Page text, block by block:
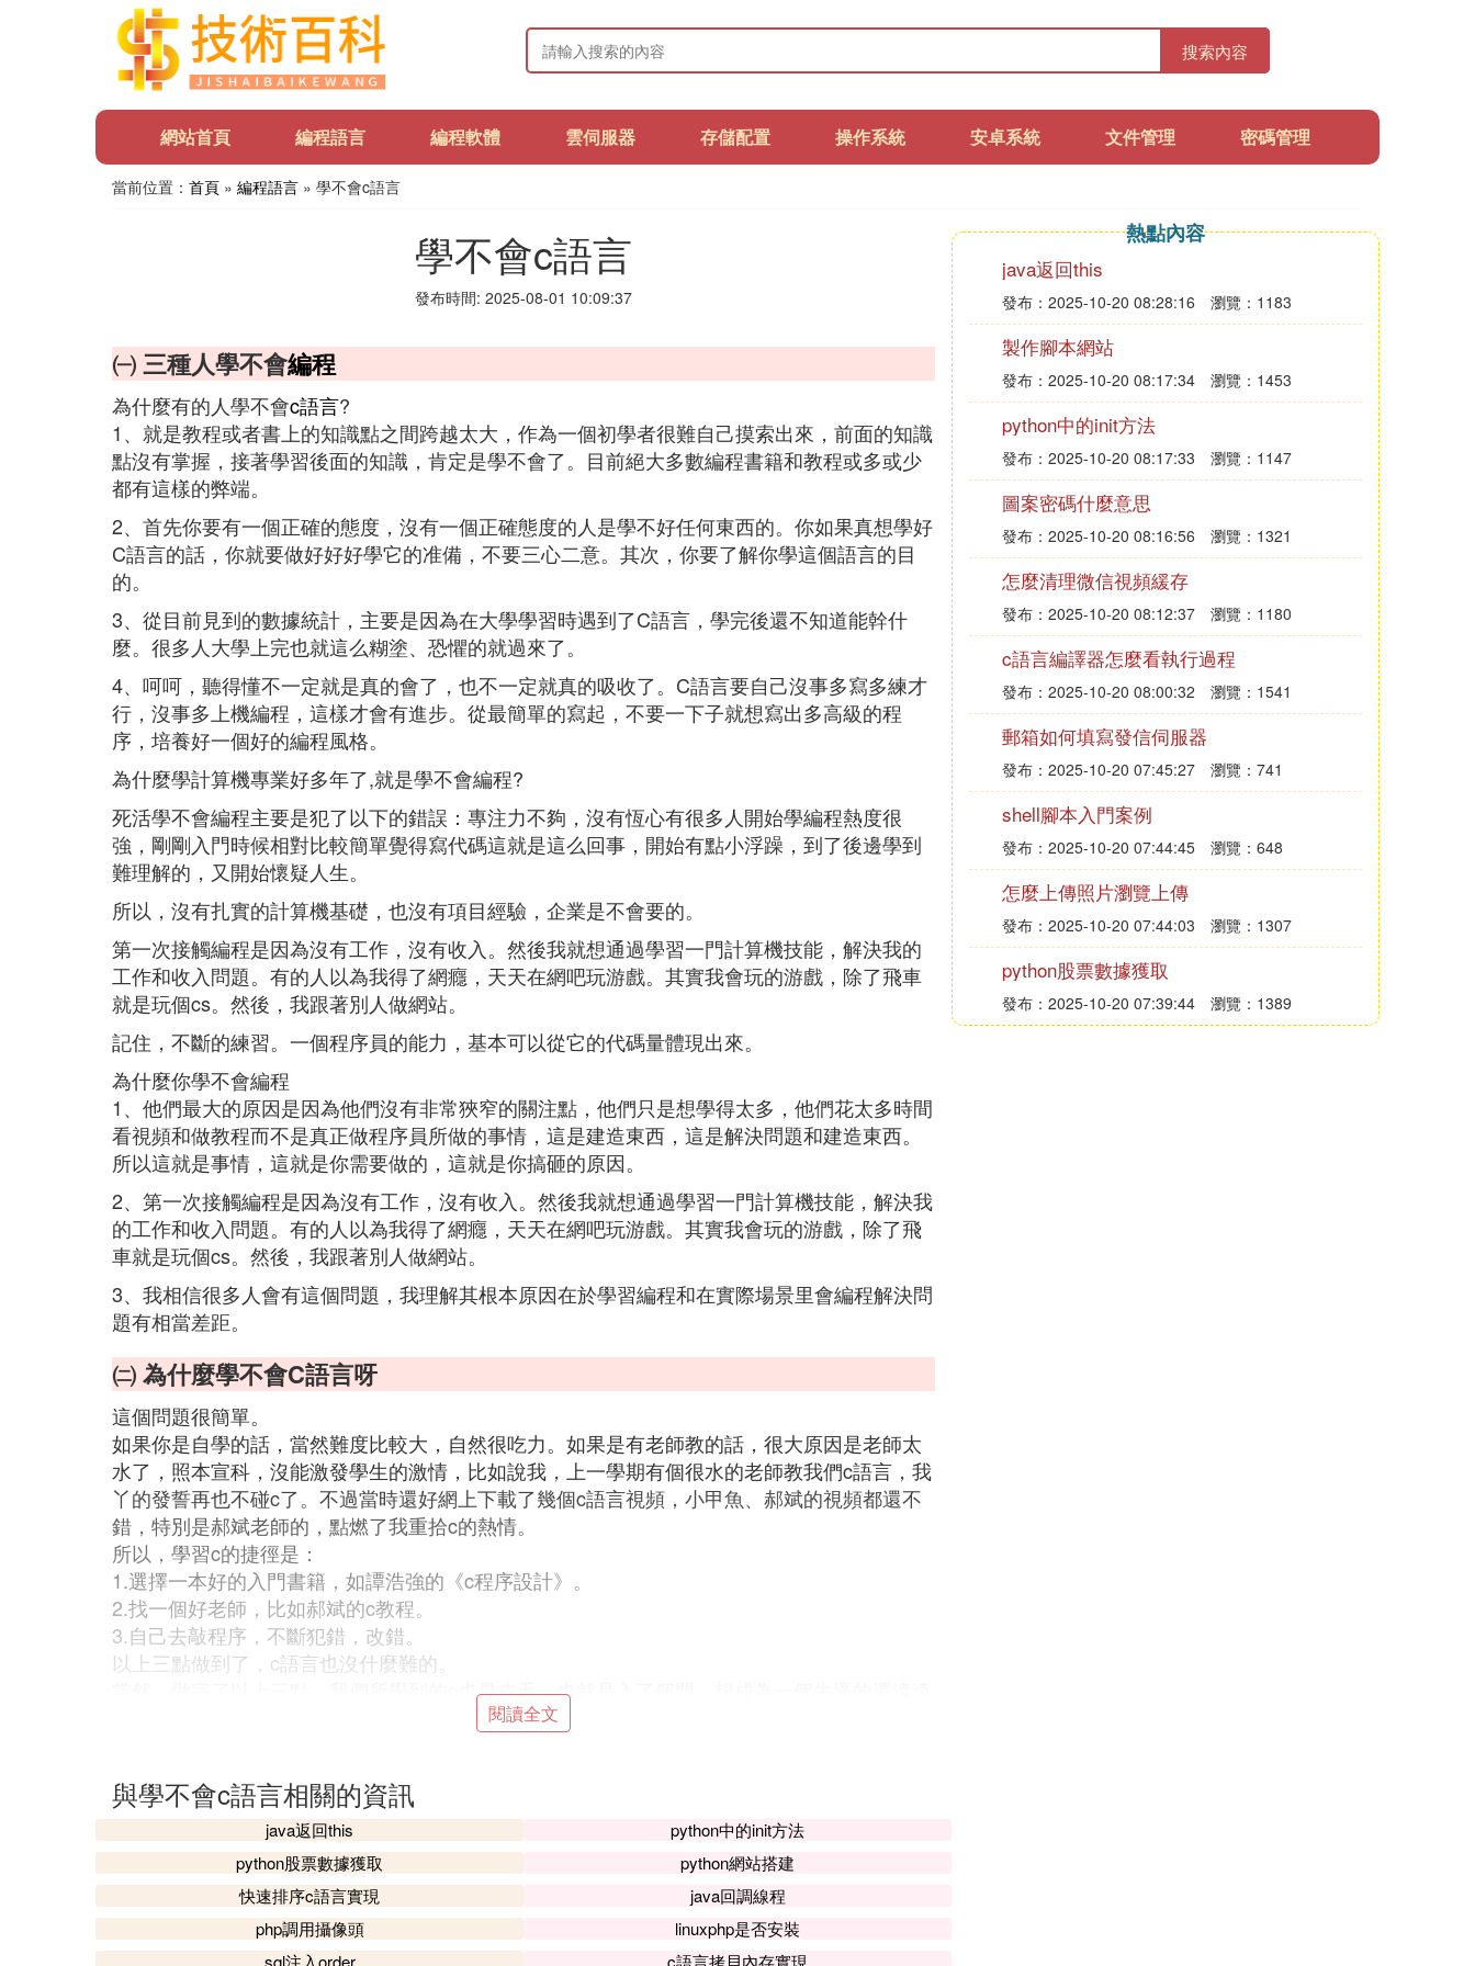
搜索內容
網站首頁 編程語言 編程軟體 雲伺服器 存儲配置 操作系統 安卓系統 文件管理 密碼管理
當前位置： 首頁 » 編程語言 » 學不會c語言
學不會c語言
發布時間: 2025-08-01 10:09:37
㈠ 三種人學不會編程
為什麼有的人學不會c語言?
1、就是教程或者書上的知識點之間跨越太大，作為一個初學者很難自己摸索出來，前面的知識
點沒有掌握，接著學習後面的知識，肯定是學不會了。目前絕大多數編程書籍和教程或多或少
都有這樣的弊端。
2、首先你要有一個正確的態度，沒有一個正確態度的人是學不好任何東西的。你如果真想學好
C語言的話，你就要做好好好學它的准備，不要三心二意。其次，你要了解你學這個語言的目
的。
3、從目前見到的數據統計，主要是因為在大學學習時遇到了C語言，學完後還不知道能幹什
麼。很多人大學上完也就這么糊塗、恐懼的就過來了。
4、呵呵，聽得懂不一定就是真的會了，也不一定就真的吸收了。C語言要自己沒事多寫多練才
行，沒事多上機編程，這樣才會有進步。從最簡單的寫起，不要一下子就想寫出多高級的程
序，培養好一個好的編程風格。
為什麼學計算機專業好多年了,就是學不會編程?
死活學不會編程主要是犯了以下的錯誤：專注力不夠，沒有恆心有很多人開始學編程熱度很
強，剛剛入門時候相對比較簡單覺得寫代碼這就是這么回事，開始有點小浮躁，到了後邊學到
難理解的，又開始懷疑人生。
所以，沒有扎實的計算機基礎，也沒有項目經驗，企業是不會要的。
第一次接觸編程是因為沒有工作，沒有收入。然後我就想通過學習一門計算機技能，解決我的
工作和收入問題。有的人以為我得了網癮，天天在網吧玩游戲。其實我會玩的游戲，除了飛車
就是玩個cs。然後，我跟著別人做網站。
記住，不斷的練習。一個程序員的能力，基本可以從它的代碼量體現出來。
為什麼你學不會編程
1、他們最大的原因是因為他們沒有非常狹窄的關注點，他們只是想學得太多，他們花太多時間
看視頻和做教程而不是真正做程序員所做的事情，這是建造東西，這是解決問題和建造東西。
所以這就是事情，這就是你需要做的，這就是你搞砸的原因。
2、第一次接觸編程是因為沒有工作，沒有收入。然後我就想通過學習一門計算機技能，解決我
的工作和收入問題。有的人以為我得了網癮，天天在網吧玩游戲。其實我會玩的游戲，除了飛
車就是玩個cs。然後，我跟著別人做網站。
3、我相信很多人會有這個問題，我理解其根本原因在於學習編程和在實際場景里會編程解決問
題有相當差距。
㈡ 為什麼學不會C語言呀
這個問題很簡單。
如果你是自學的話，當然難度比較大，自然很吃力。如果是有老師教的話，很大原因是老師太
水了，照本宣科，沒能激發學生的激情，比如說我，上一學期有個很水的老師教我們c語言，我
丫的發誓再也不碰c了。不過當時還好網上下載了幾個c語言視頻，小甲魚、郝斌的視頻都還不
錯，特別是郝斌老師的，點燃了我重拾c的熱情。
所以，學習c的捷徑是：
1.選擇一本好的入門書籍，如譚浩強的《c程序設計》。
2.找一個好老師，比如郝斌的c教程。
3.自己去敲程序，不斷犯錯，改錯。
以上三點做到了，c語言也沒什麼難的。
當然，做完了以上三點，我們所學到的c也是皮毛，也就是入了個門，想成為一個牛逼的還遠遠
C程序設計的內容很豐富，按照現在的教學大綱，教學的主要內容是基礎知識、四種結構的的
程序設計、函數與數組的應用和一些簡單的演算法
。在學習時，同學們應該把主要精力放在這
些部分，通過實踐（練習和上機調試等熟練掌握。當然，在初學C語言時，可能會遇到有些問
題理解不透，或者表達方式與以往數學學習中不同（如運算符等），這就要求不氣餒，不明白
的地方多問多想，鼓足勇氣進行學習，待學完後面的章節知識，前面的問題也就迎刃而解了，
這一方面我感覺是我們同學最欠缺，大多學不好的就是因為一開始遇到困難就放棄，曾經和好
閱讀全文
與學不會c語言相關的資訊
java返回this
python中的init方法
python股票數據獲取
python網站搭建
快速排序c語言實現
java回調線程
php調用攝像頭
linuxphp是否安裝
sql注入order
c語言拷貝內存實現
熱點內容
java返回this
發布：2025-10-20 08:28:16 瀏覽：1183
製作腳本網站
發布：2025-10-20 08:17:34 瀏覽：1453
python中的init方法
發布：2025-10-20 08:17:33 瀏覽：1147
圖案密碼什麼意思
發布：2025-10-20 08:16:56 瀏覽：1321
怎麼清理微信視頻緩存
發布：2025-10-20 08:12:37 瀏覽：1180
c語言編譯器怎麼看執行過程
發布：2025-10-20 08:00:32 瀏覽：1541
郵箱如何填寫發信伺服器
發布：2025-10-20 07:45:27 瀏覽：741
shell腳本入門案例
發布：2025-10-20 07:44:45 瀏覽：648
怎麼上傳照片瀏覽上傳
發布：2025-10-20 07:44:03 瀏覽：1307
python股票數據獲取
發布：2025-10-20 07:39:44 瀏覽：1389